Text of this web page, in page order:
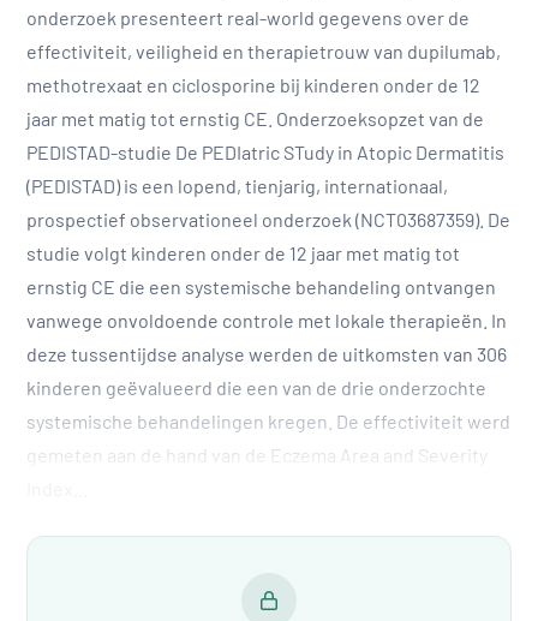
onderzoek presenteert real-world gegevens over de
effectiviteit, veiligheid en therapietrouw van dupilumab,
methotrexaat en ciclosporine bij kinderen onder de 12
jaar met matig tot ernstig CE. Onderzoeksopzet van de
PEDISTAD-studie De PEDIatric STudy in Atopic Dermatitis
(PEDISTAD) is een lopend, tienjarig, internationaal,
prospectief observationeel onderzoek (NCT03687359). De
studie volgt kinderen onder de 12 jaar met matig tot
ernstig CE die een systemische behandeling ontvangen
vanwege onvoldoende controle met lokale therapieën. In
deze tussentijdse analyse werden de uitkomsten van 306
kinderen geëvalueerd die een van de drie onderzochte
systemische behandelingen kregen. De effectiviteit werd
gemeten aan de hand van de Eczema Area and Severity